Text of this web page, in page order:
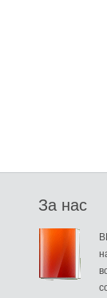
За нас